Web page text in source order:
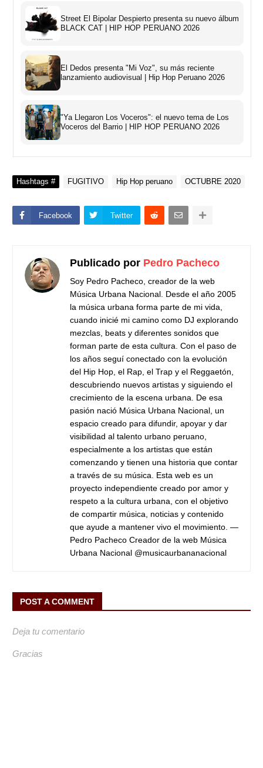
Street El Bipolar Despierto presenta su nuevo álbum
BLACK CAT | HIP HOP PERUANO 2026
El Dedos presenta "Mi Voz", su más reciente
lanzamiento audiovisual | Hip Hop Peruano 2026
"Ya Llegaron Los Voceros": el nuevo tema de Los
Voceros del Barrio | HIP HOP PERUANO 2026
Hashtags # FUGITIVO Hip Hop peruano OCTUBRE 2020
Facebook Twitter
Publicado por Pedro Pacheco
Soy Pedro Pacheco, creador de la web
Música Urbana Nacional. Desde el año 2005
la música urbana forma parte de mi vida,
cuando inicié mi camino como DJ explorando
mezclas, beats y diferentes sonidos que
forman parte de esta cultura. Con el paso de
los años seguí conectado con la evolución
del Hip Hop, el Rap, el Trap y el Reggaetón,
descubriendo nuevos artistas y siguiendo el
crecimiento de la escena urbana. De esa
pasión nació Música Urbana Nacional, un
espacio creado para difundir, apoyar y dar
visibilidad al talento urbano peruano,
especialmente a los artistas que están
comenzando y tienen una historia que contar
a través de su música. Esta web es un
proyecto independiente creado por amor y
respeto a la cultura urbana, con el objetivo
de compartir música, noticias y contenido
que ayude a mantener vivo el movimiento. —
Pedro Pacheco Creador de la web Música
Urbana Nacional @musicaurbananacional
POST A COMMENT
Deja tu comentario
Gracias